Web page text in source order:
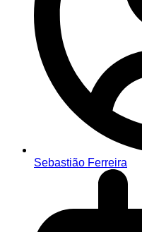
Sebastião Ferreira